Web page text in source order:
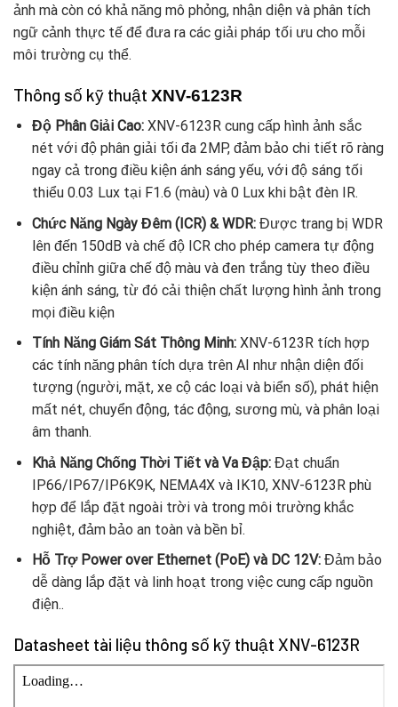
ảnh mà còn có khả năng mô phỏng, nhận diện và phân tích
ngữ cảnh thực tế để đưa ra các giải pháp tối ưu cho mỗi
môi trường cụ thể.
Thông số kỹ thuật XNV-6123R
Độ Phân Giải Cao:XNV-6123R cung cấp hình ảnh sắc
nét với độ phân giải tối đa 2MP, đảm bảo chi tiết rõ ràng
ngay cả trong điều kiện ánh sáng yếu, với độ sáng tối
thiểu 0.03 Lux tại F1.6 (màu) và 0 Lux khi bật đèn IR.
Chức Năng Ngày Đêm (ICR) & WDR:Được trang bị WDR
lên đến 150dB và chế độ ICR cho phép camera tự động
điều chỉnh giữa chế độ màu và đen trắng tùy theo điều
kiện ánh sáng, từ đó cải thiện chất lượng hình ảnh trong
mọi điều kiện
Tính Năng Giám Sát Thông Minh:XNV-6123R tích hợp
các tính năng phân tích dựa trên AI như nhận diện đối
tượng (người, mặt, xe cộ các loại và biển số), phát hiện
mất nét, chuyển động, tác động, sương mù, và phân loại
âm thanh.
Khả Năng Chống Thời Tiết và Va Đập:Đạt chuẩn
IP66/IP67/IP6K9K, NEMA4X và IK10, XNV-6123R phù
hợp để lắp đặt ngoài trời và trong môi trường khắc
nghiệt, đảm bảo an toàn và bền bỉ.
Hỗ Trợ Power over Ethernet (PoE) và DC 12V:Đảm bảo
dễ dàng lắp đặt và linh hoạt trong việc cung cấp nguồn
điện..
Datasheet tài liệu thông số kỹ thuật XNV-6123R